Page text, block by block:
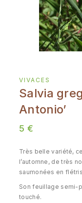
VIVACES
Salvia
Antonio’
5 €
Très belle variété,
l’automne, de très
saumonées en
Son feuillage semi-
touché.